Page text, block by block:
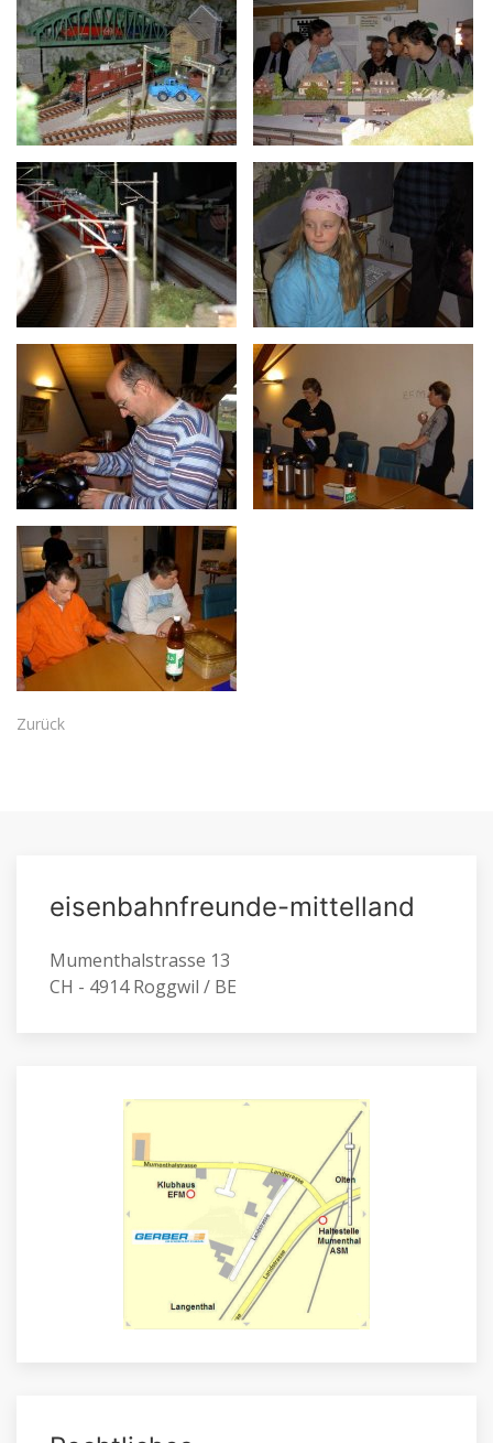
Zurück
eisenbahnfreunde-mittelland
Mumenthalstrasse 13
CH - 4914 Roggwil / BE